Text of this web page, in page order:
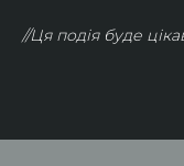
//Ця подія буде